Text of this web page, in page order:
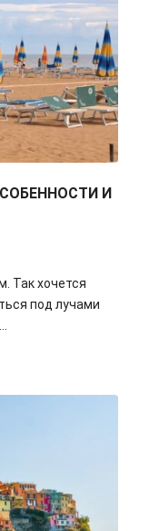
И
Так хочется
под лучами